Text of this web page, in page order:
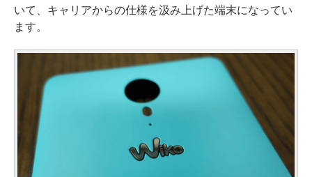
いて、キャリアからの仕様を汲み上げた端末になってい
ます。